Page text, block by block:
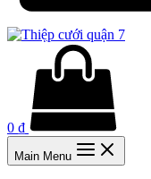
0 ₫
Main Menu